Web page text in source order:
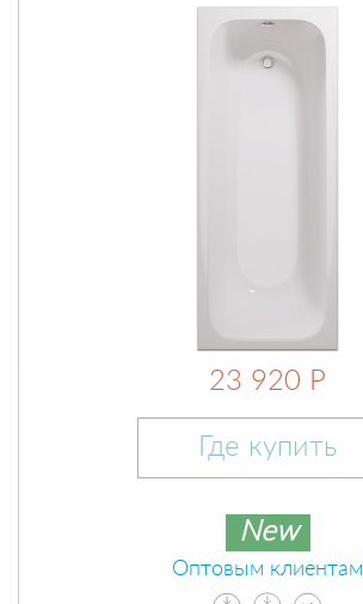
23 920 Р
Где купить
New
Оптовым клиентам